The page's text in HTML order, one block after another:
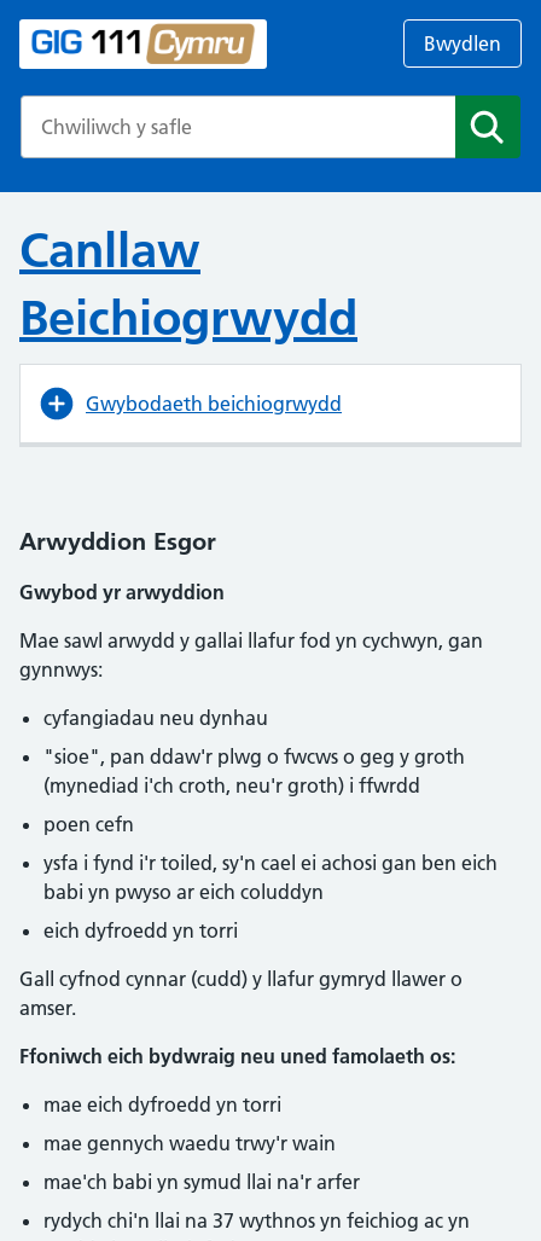
Bwydlen
Canllaw
Beichiogrwydd
Gwybodaeth beichiogrwydd
Arwyddion Esgor
Gwybod yr arwyddion
Mae sawl arwydd y gallai llafur fod yn cychwyn, gan
gynnwys:
cyfangiadau neu dynhau
"sioe", pan ddaw'r plwg o fwcws o geg y groth
(mynediad i'ch croth, neu'r groth) i ffwrdd
poen cefn
ysfa i fynd i'r toiled, sy'n cael ei achosi gan ben eich
babi yn pwyso ar eich coluddyn
eich dyfroedd yn torri
Gall cyfnod cynnar (cudd) y llafur gymryd llawer o
amser.
Ffoniwch eich bydwraig neu uned famolaeth os:
mae eich dyfroedd yn torri
mae gennych waedu trwy'r wain
mae'ch babi yn symud llai na'r arfer
rydych chi'n llai na 37 wythnos yn feichiog ac yn